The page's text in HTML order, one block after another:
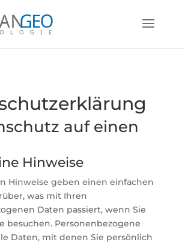
auf einen
Hinweise
Hinweise geben einen einfachen
was mit Ihren
Daten passiert, wenn Sie
besuchen. Personenbezogene
Daten, mit denen Sie persönlich